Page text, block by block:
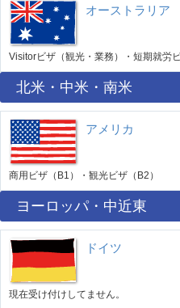
オーストラリア
Visitorビザ（観光・業務）・短期就労
北米・中米・南米
アメリカ
商用ビザ（B1）・観光ビザ（B2）
ヨーロッパ・中近東
ドイツ
現在受け付けしてません。